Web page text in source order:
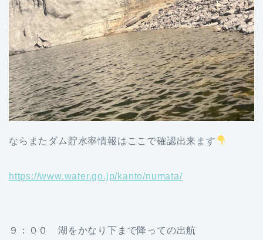
ならまたダム貯水率情報はここで確認出来ます
https://www.water.go.jp/kanto/numata/
９：００ 湖をかなり下まで降っての出航